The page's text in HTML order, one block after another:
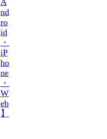
nd
ro
id
・
iP
ho
ne
・
W
eb
】